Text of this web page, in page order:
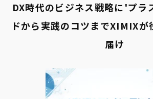
DX時代のビジネス戦略に'プラ
ドから実践のコツまでXIMIXが
届け